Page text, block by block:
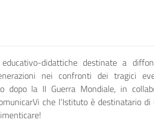
didattiche destinate a
nei confronti dei tragici
dopo la II Guerra Mondiale, in
che l’Istituto è destinatario